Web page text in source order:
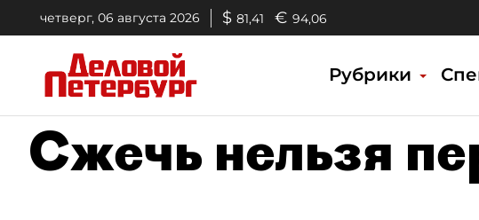
четверг, 06 августа 2026 $ 81,41 € 94,06
Рубрики
Сжечь нельзя